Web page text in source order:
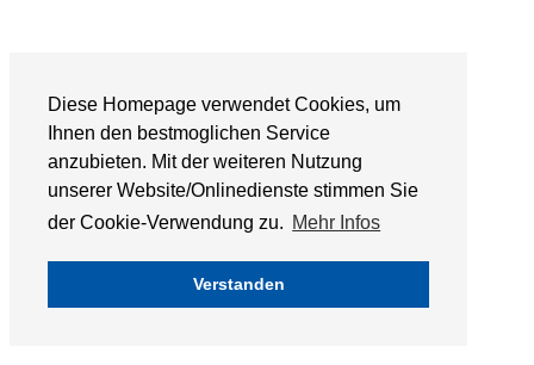
Diese Homepage verwendet Cookies, um
Ihnen den bestmoglichen Service
anzubieten. Mit der weiteren Nutzung
unserer Website/Onlinedienste stimmen Sie
der Cookie-Verwendung zu. Mehr Infos
Verstanden